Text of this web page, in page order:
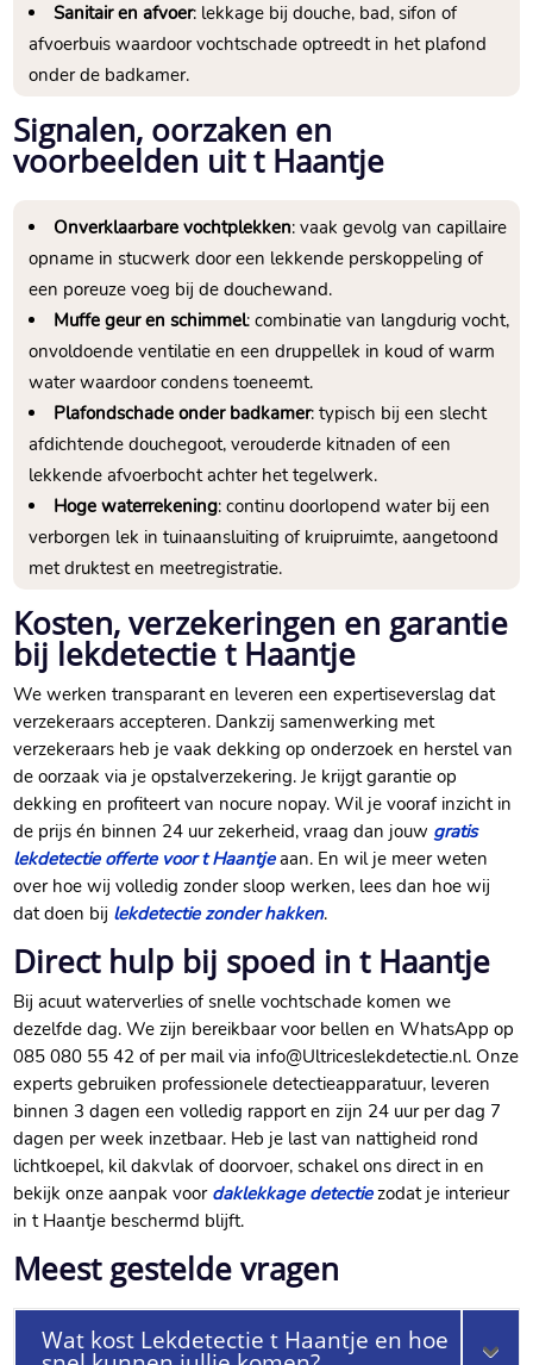
Sanitair en afvoer: lekkage bij douche, bad, sifon of
afvoerbuis waardoor vochtschade optreedt in het plafond
onder de badkamer.
Signalen, oorzaken en
voorbeelden uit t Haantje
Onverklaarbare vochtplekken: vaak gevolg van capillaire
opname in stucwerk door een lekkende perskoppeling of
een poreuze voeg bij de douchewand.
Muffe geur en schimmel: combinatie van langdurig vocht,
onvoldoende ventilatie en een druppellek in koud of warm
water waardoor condens toeneemt.
Plafondschade onder badkamer: typisch bij een slecht
afdichtende douchegoot, verouderde kitnaden of een
lekkende afvoerbocht achter het tegelwerk.
Hoge waterrekening: continu doorlopend water bij een
verborgen lek in tuinaansluiting of kruipruimte, aangetoond
met druktest en meetregistratie.
Kosten, verzekeringen en garantie
bij lekdetectie t Haantje
We werken transparant en leveren een expertiseverslag dat
verzekeraars accepteren. Dankzij samenwerking met
verzekeraars heb je vaak dekking op onderzoek en herstel van
de oorzaak via je opstalverzekering. Je krijgt garantie op
dekking en profiteert van nocure nopay. Wil je vooraf inzicht in
de prijs én binnen 24 uur zekerheid, vraag dan jouw gratis
lekdetectie offerte voor t Haantjeaan. En wil je meer weten
over hoe wij volledig zonder sloop werken, lees dan hoe wij
dat doen bij lekdetectie zonder hakken.
Direct hulp bij spoed in t Haantje
Bij acuut waterverlies of snelle vochtschade komen we
dezelfde dag. We zijn bereikbaar voor bellen en WhatsApp op
085 080 55 42 of per mail via info@Ultriceslekdetectie.nl. Onze
experts gebruiken professionele detectieapparatuur, leveren
binnen 3 dagen een volledig rapport en zijn 24 uur per dag 7
dagen per week inzetbaar. Heb je last van nattigheid rond
lichtkoepel, kil dakvlak of doorvoer, schakel ons direct in en
bekijk onze aanpak voor daklekkage detectiezodat je interieur
in t Haantje beschermd blijft.
Meest gestelde vragen
Wat kost Lekdetectie t Haantje en hoe